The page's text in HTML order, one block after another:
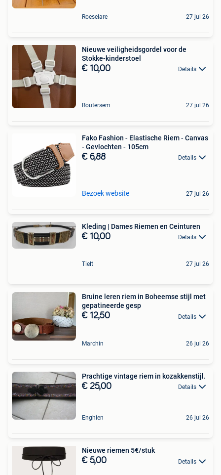
Roeselare 27 jul 26
Nieuwe veiligheidsgordel voor de
Stokke-kinderstoel
€ 10,00 Details
Boutersem 27 jul 26
Fako Fashion - Elastische Riem - Canvas
- Gevlochten - 105cm
€ 6,88 Details
Bezoek website 27 jul 26
Kleding | Dames Riemen en Ceinturen
€ 10,00 Details
Tielt 27 jul 26
Bruine leren riem in Boheemse stijl met
gepatineerde gesp
€ 12,50 Details
Marchin 26 jul 26
Prachtige vintage riem in kozakkenstijl.
€ 25,00 Details
Enghien 26 jul 26
Nieuwe riemen 5€/stuk
€ 5,00 Details